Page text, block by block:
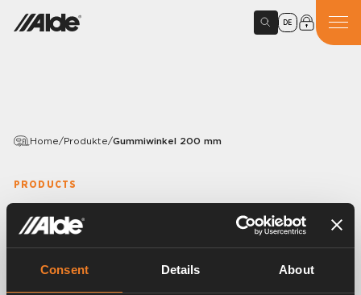
Consent Details About
DE
Home/Produkte/Gummiwinkel 200 mm
PRODUCTS
Gummiwinkel 200 mm
Variants